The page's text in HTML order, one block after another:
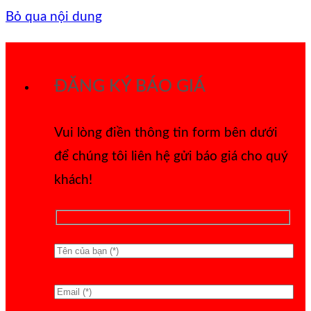
Bỏ qua nội dung
ĐĂNG KÝ BÁO GIÁ
Vui lòng điền thông tin form bên dưới
để chúng tôi liên hệ gửi báo giá cho quý
khách!